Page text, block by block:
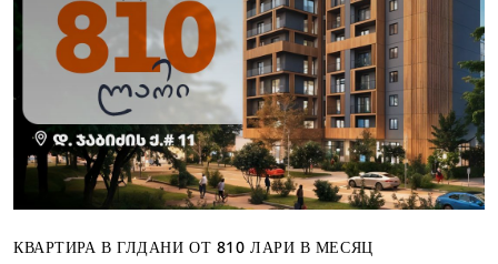
КВАРТИРА В ГЛДАНИ ОТ 810 ЛАРИ В МЕСЯЦ